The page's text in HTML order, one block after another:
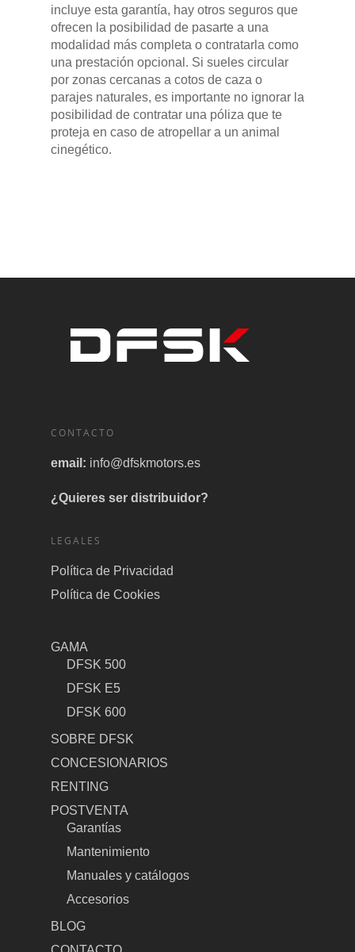
incluye esta garantía, hay otros seguros que
ofrecen la posibilidad de pasarte a una
modalidad más completa o contratarla como
una prestación opcional. Si sueles circular
por zonas cercanas a cotos de caza o
parajes naturales, es importante no ignorar la
posibilidad de contratar una póliza que te
proteja en caso de atropellar a un animal
cinegético.
CONTACTO
email: info@dfskmotors.es
¿Quieres ser distribuidor?
LEGALES
Política de Privacidad
Política de Cookies
GAMA
DFSK 500
DFSK E5
DFSK 600
SOBRE DFSK
CONCESIONARIOS
RENTING
POSTVENTA
Garantías
Mantenimiento
Manuales y catálogos
Accesorios
BLOG